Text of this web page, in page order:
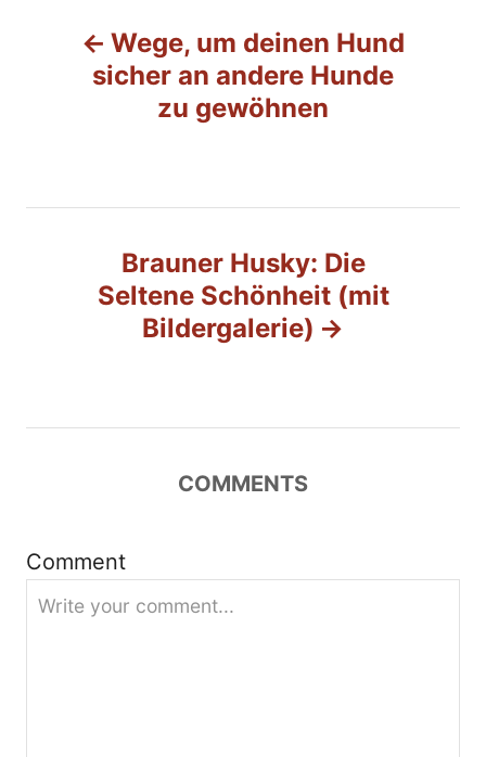
r
n
i
Wege, um deinen Hund
sicher an andere Hunde
zu gewöhnen
Brauner Husky: Die
Seltene Schönheit (mit
Bildergalerie)
COMMENTS
Comment